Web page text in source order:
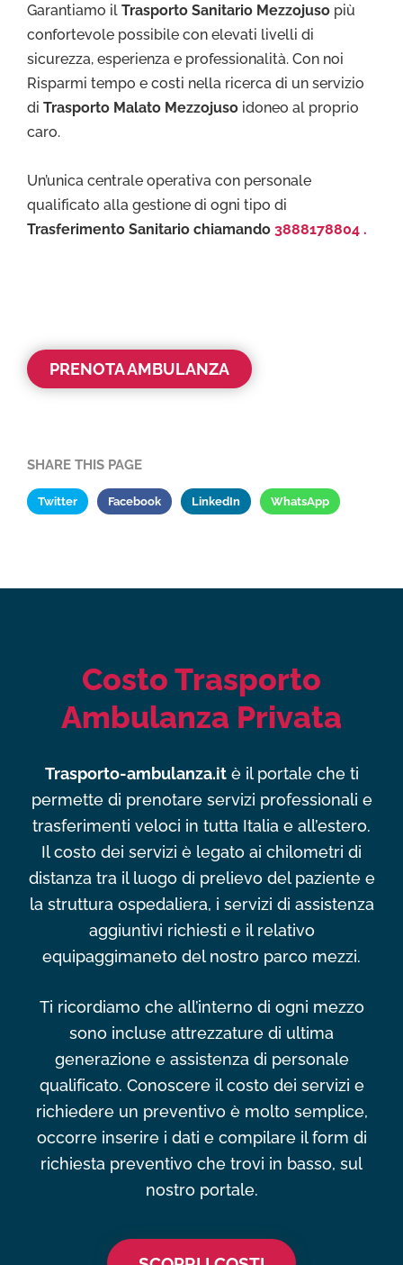
Garantiamo il Trasporto Sanitario Mezzojuso più
confortevole possibile con elevati livelli di
sicurezza, esperienza e professionalità. Con noi
Risparmi tempo e costi nella ricerca di un servizio
di Trasporto Malato Mezzojuso idoneo al proprio
caro.
Un’unica centrale operativa con personale
qualificato alla gestione di ogni tipo di
Trasferimento Sanitario chiamando 3888178804 .
PRENOTA AMBULANZA
SHARE THIS PAGE
Twitter Facebook LinkedIn WhatsApp
Costo Trasporto
Ambulanza Privata
Trasporto-ambulanza.itè il portale che ti
permette di prenotare servizi professionali e
trasferimenti veloci in tutta Italia e all’estero.
Il costo dei servizi è legato ai chilometri di
distanza tra il luogo di prelievo del paziente e
la struttura ospedaliera, i servizi di assistenza
aggiuntivi richiesti e il relativo
equipaggimaneto del nostro parco mezzi.
Ti ricordiamo che all’interno di ogni mezzo
sono incluse attrezzature di ultima
generazione e assistenza di personale
qualificato. Conoscere il costo dei servizi e
richiedere un preventivo è molto semplice,
occorre inserire i dati e compilare il form di
richiesta preventivo che trovi in basso, sul
nostro portale.